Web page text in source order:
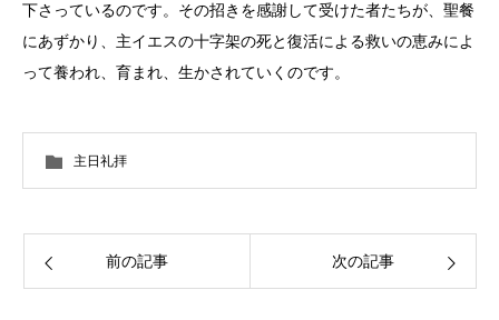
下さっているのです。その招きを感謝して受けた者たちが、聖餐
にあずかり、主イエスの十字架の死と復活による救いの恵みによ
って養われ、育まれ、生かされていくのです。
主日礼拝
前の記事 次の記事